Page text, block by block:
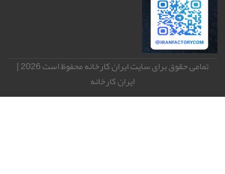
تمامی حقوق برای سایت ایران کارخانه محفوظ است 2026 |
ایران کارخانه